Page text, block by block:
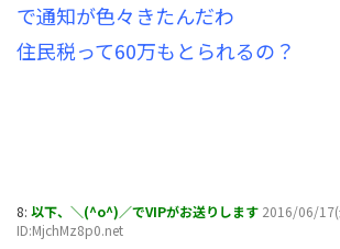
で通知が色々きたんだわ
住民税って60万もとられるの？
8: 以下、＼(^o^)／でVIPがお送りします 2016/06/
ID:MjchMz8p0.net